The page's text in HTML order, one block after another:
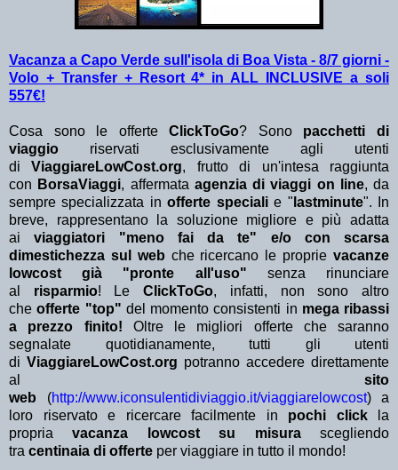
Vacanza a Capo Verde sull'isola di Boa Vista - 8/7 giorni -
Volo + Transfer + Resort 4* in ALL INCLUSIVE a soli
557€!
Cosa sono le offerteClickToGo? Sono pacchetti di
viaggio riservati esclusivamente agli utenti
diViaggiareLowCost.org, frutto di un'intesa raggiunta
con BorsaViaggi, affermata agenzia di viaggi on line, da
sempre specializzata in offerte specialie " lastminute". In
breve, rappresentano la soluzione migliore e più adatta
aiviaggiatori "meno fai da te" e/o con scarsa
dimestichezza sul web che ricercano le proprievacanze
lowcost già "pronte all'uso" senza rinunciare
al risparmio! LeClickToGo, infatti, non sono altro
cheofferte "top" del momento consistenti in mega ribassi
a prezzo finito! Oltre le migliori offerte che saranno
segnalate quotidianamente, tutti gli utenti
di ViaggiareLowCost.org potranno accedere direttamente
al sito
web (http://www.iconsulentidiviaggio.it/viaggiarelowcost) a
loro riservato e ricercare facilmente in pochi clickla
propriavacanza lowcost su misurascegliendo
tra centinaia di offerte per viaggiare in tutto il mondo!